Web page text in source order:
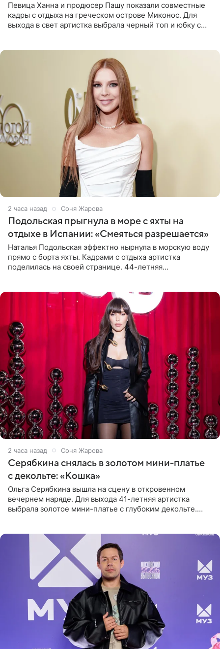
Певица Ханна и продюсер Пашу показали совместные
кадры с отдыха на греческом острове Миконос. Для
выхода в свет артистка выбрала черный топ и юбку с
2 часа назад Соня Жарова
Подольская прыгнула в море с яхты на
отдыхе в Испании: «Смеяться разрешается»
Наталья Подольская эффектно нырнула в морскую воду
прямо с борта яхты. Кадрами с отдыха артистка
поделилась на своей странице. 44-летняя
2 часа назад Соня Жарова
Серябкина снялась в золотом мини-платье
с декольте: «Кошка»
Ольга Серябкина вышла на сцену в откровенном
вечернем наряде. Для выхода 41-летняя артистка
выбрала золотое мини-платье с глубоким декольте.